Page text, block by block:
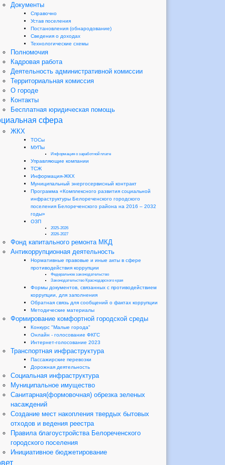
Документы
Справочно
Устав поселения
Постановления (обнародование)
Сведения о доходах
Технологические схемы
Полномочия
Кадровая работа
Деятельность административной комиссии
Территориальная комиссия
О городе
Контакты
Бесплатная юридическая помощь
сфера
ЖКХ
ТОСы
МУПы
Информация о заработной плате
Управляющие компании
ТСЖ
Информация-ЖКХ
Муниципальный энергосервисный контракт
Программа «Комплексного развития социальной
инфраструктуры Белореченского городского
поселения Белореченского района на 2016 – 2032
годы»
ОЗП
2025-2026
2026-2027
Фонд капитального ремонта МКД
Антикоррупционная деятельность
Нормативные правовые и иные акты в сфере
противодействия коррупции
Федеральное законодательство
Законодательство Краснодарского края
Формы документов, связанных с противодействием
коррупции, для заполнения
Обратная связь для сообщений о фактах коррупции
Методические материалы
Формирование комфортной городской среды
Конкурс "Малые города"
Онлайн - голосование ФКГС
Интернет-голосование 2023
Транспортная инфраструктура
Пассажирские перевозки
Дорожная деятельность
Социальная инфраструктура
Муниципальное имущество
Санитарная(формовочная) обрезка зеленых
насаждений
Создание мест накопления твердых бытовых
отходов и ведения реестра
Правила благоустройства Белореченского
городского поселения
Инициативное бюджетирование